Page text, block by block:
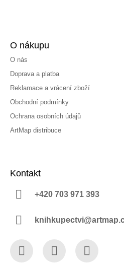
O nákupu
O nás
Doprava a platba
Reklamace a vrácení zboží
Obchodní podmínky
Ochrana osobních údajů
ArtMap distribuce
Kontakt
+420 703 971 393